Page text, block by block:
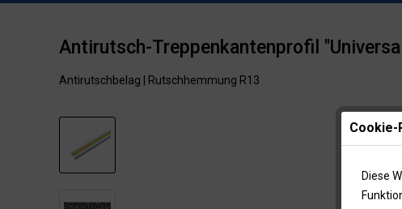
Antirutsch-Treppenkantenprofil
Antirutschbelag | Rutschhemmung R13
Cookie-
Diese